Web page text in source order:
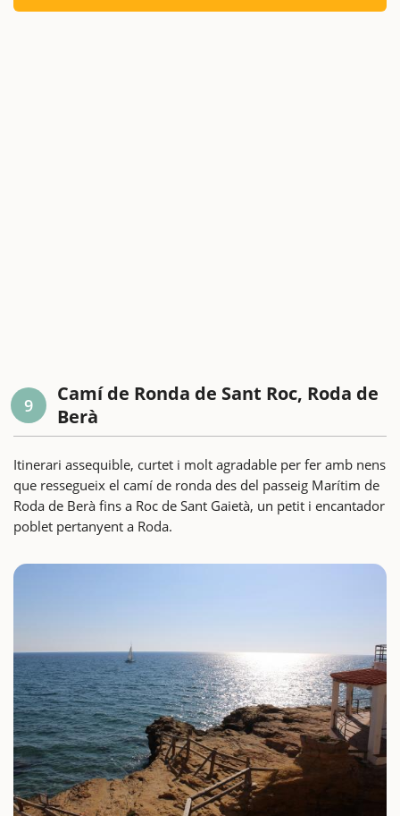
9
Camí de Ronda de Sant Roc, Roda de
Berà
Itinerari assequible, curtet i molt agradable per fer amb nens
que ressegueix el camí de ronda des del passeig Marítim de
Roda de Berà fins a Roc de Sant Gaietà, un petit i encantador
poblet pertanyent a Roda.